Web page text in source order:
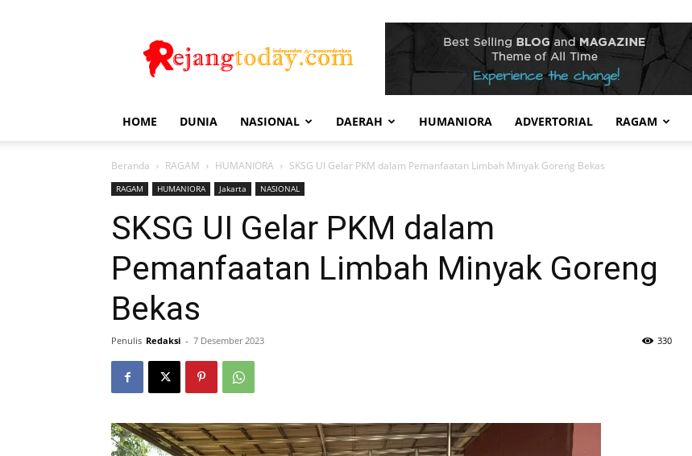
Today
HOME DUNIA NASIONAL DAERAH HUMANIORA ADVERTORIAL RAGAM
Beranda RAGAM HUMANIORA SKSG UI Gelar PKM dalam Pemanfaatan Limbah Minyak Goreng Bekas
RAGAM HUMANIORA Jakarta NASIONAL
SKSG UI Gelar PKM dalam
Pemanfaatan Limbah Minyak Goreng
Bekas
Penulis Redaksi - 7 Desember 2023 330